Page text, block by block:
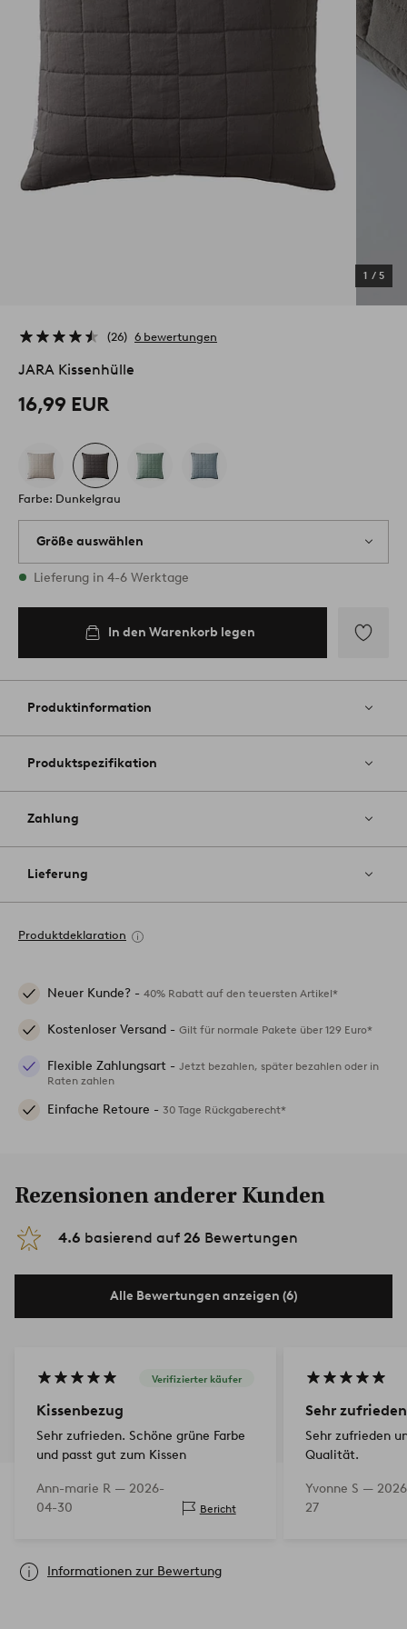
1 / 5
26 6 bewertungen
JARA Kissenhülle
16,99 EUR
Farbe: Dunkelgrau
Größe auswählen
1 Größen vorrätig
Lieferung in 4-6 Werktage
In den
In den Warenkorb legen
Favoriten
Produktinformation
Produktspezifikation
Zahlung
Lieferung
Produktdeklaration
Neuer Kunde? - 40% Rabatt auf den teuersten Artikel*
Kostenloser Versand - Gilt für normale Pakete über 129 Euro*
Flexible Zahlungsart - Jetzt bezahlen, später bezahlen oder in
Raten zahlen
Einfache Retoure - 30 Tage Rückgaberecht*
Rezensionen anderer Kunden
4.6 basierend auf 26 Bewertungen
Alle Bewertungen anzeigen (6)
Verifizierter käufer
Kissenbezug
Sehr zufrieden. Schöne grüne Farbe
und passt gut zum Kissen
Ann-marie R — 2026-
04-30
Bericht
Sehr zufrieden
Sehr zufrieden
Qualität.
Yvonne S —
27
Informationen zur Bewertung